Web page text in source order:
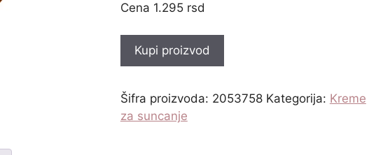
1.295 rsd
Kupi proizvod
Šifra proizvoda: 2053758 Kategorija: Kreme
za suncanje